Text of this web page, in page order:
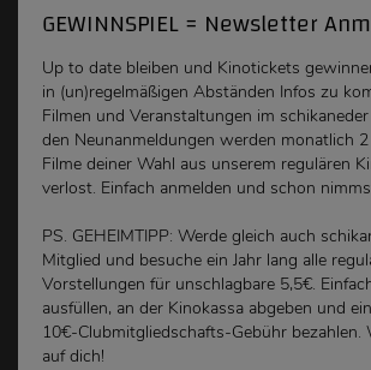
GEWINNSPIEL = Newsletter
Up to date bleiben und Kinotickets
in (un)regelmäßigen Abständen Infos zu
Filmen und Veranstaltungen im
den Neunanmeldungen werden monatlich
Filme deiner Wahl aus unserem regulären
verlost. Einfach anmelden und schon
PS. GEHEIMTIPP: Werde gleich auch
Mitglied und besuche ein Jahr lang alle
Vorstellungen für unschlagbare 5,5€.
ausfüllen, an der Kinokassa abgeben und
10€-Clubmitgliedschafts-Gebühr bezahlen.
auf dich!